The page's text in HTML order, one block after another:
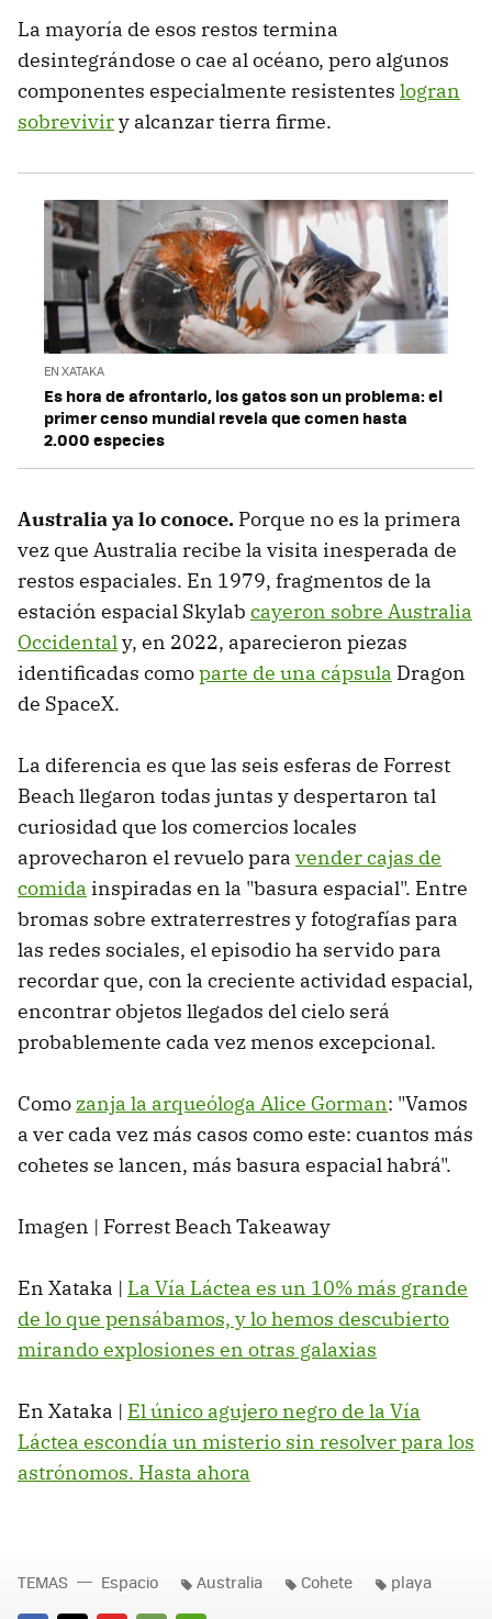
La mayoría de esos restos termina
desintegrándose o cae al océano, pero algunos
componentes especialmente resistentes logran
sobreviviry alcanzar tierra firme.
EN XATAKA
Es hora de afrontarlo, los gatos son un problema: el
primer censo mundial revela que comen hasta
2.000 especies
Australia ya lo conoce. Porque no es la primera
vez que Australia recibe la visita inesperada de
restos espaciales. En 1979, fragmentos de la
estación espacial Skylab cayeron sobre Australia
Occidentaly, en 2022, aparecieron piezas
identificadas comoparte de una cápsula Dragon
de SpaceX.
La diferencia es que las seis esferas de Forrest
Beach llegaron todas juntas y despertaron tal
curiosidad que los comercios locales
aprovecharon el revuelo para vender cajas de
comida inspiradas en la "basura espacial". Entre
bromas sobre extraterrestres y fotografías para
las redes sociales, el episodio ha servido para
recordar que, con la creciente actividad espacial,
encontrar objetos llegados del cielo será
probablemente cada vez menos excepcional.
Como zanja la arqueóloga Alice Gorman: "Vamos
a ver cada vez más casos como este: cuantos más
cohetes se lancen, más basura espacial habrá".
Imagen | Forrest Beach Takeaway
En Xataka | La Vía Láctea es un 10% más grande
de lo que pensábamos, y lo hemos descubierto
mirando explosiones en otras galaxias
En Xataka | El único agujero negro de la Vía
Láctea escondía un misterio sin resolver para los
astrónomos. Hasta ahora
TEMAS Espacio Australia Cohete playa